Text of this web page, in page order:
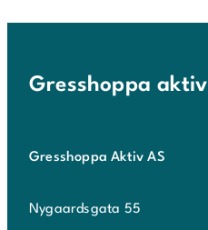
Gresshoppa aktiv
Gresshoppa Aktiv AS
Nygaardsgata 55